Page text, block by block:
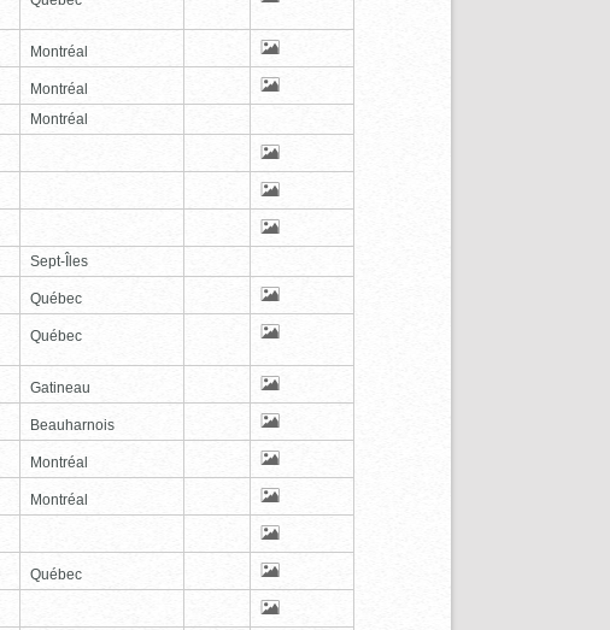
Montréal
Montréal
Montréal
Sept-Îles
Québec
Québec
Gatineau
Beauharnois
Montréal
Montréal
Québec